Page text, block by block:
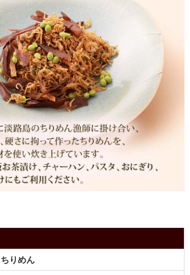
ちりめん